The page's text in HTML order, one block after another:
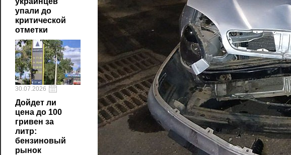
упали до
критической
отметки
30.07.2026
Дойдет ли
цена до 100
гривен за
литр:
бензиновый
рынок